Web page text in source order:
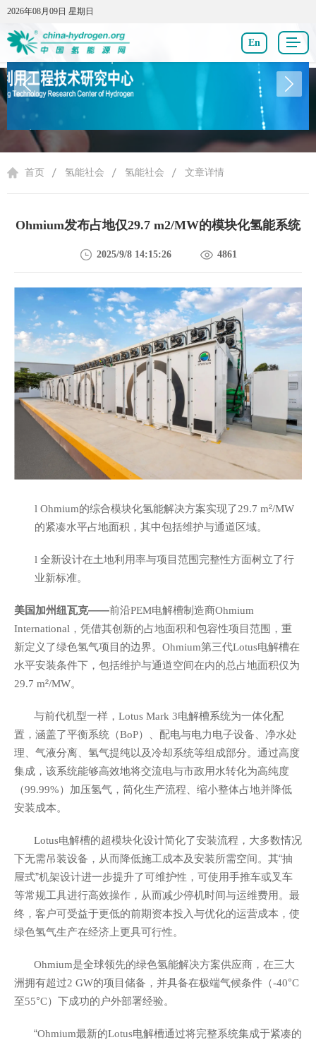
2026年08月09日 星期日
2026年08月09日 星期日
En
首页 氢能社会 氢能社会 文章详情
Ohmium发布占地仅29.7 m2/MW的模块化氢能系统
2025/9/8 14:15:26 4861
l Ohmium的综合模块化氢能解决方案实现了29.7 m²/MW
的紧凑水平占地面积，其中包括维护与通道区域。
l 全新设计在土地利用率与项目范围完整性方面树立了行
业新标准。
美国加州纽瓦克——前沿PEM电解槽制造商Ohmium
International ，凭借其创新的占地面积和包容性项目范围，重
新定义了绿色氢气项目的边界。 Ohmium第三代Lotus电解槽在
水平安装条件下，包括维护与通道空间在内的总占地面积仅为
29.7 m²/MW。
与前代机型一样， Lotus Mark 3电解槽系统为一体化配
置，涵盖了平衡系统（BoP）、配电与电力电子设备、净水处
理、气液分离、氢气提纯以及冷却系统等组成部分。通过高度
集成，该系统能够高效地将交流电与市政用水转化为高纯度
（99.99%）加压氢气，简化生产流程、缩小整体占地并降低
安装成本。
Lotus电解槽的超模块化设计简化了安装流程，大多数情况
下无需吊装设备，从而降低施工成本及安装所需空间。其“抽
屉式”机架设计进一步提升了可维护性，可使用手推车或叉车
等常规工具进行高效操作，从而减少停机时间与运维费用。最
终，客户可受益于更低的前期资本投入与优化的运营成本，使
绿色氢气生产在经济上更具可行性。
Ohmium是全球领先的绿色氢能解决方案供应商，在三大
洲拥有超过2 GW的项目储备，并具备在极端气候条件（-40°C
至55°C）下成功的户外部署经验。
“Ohmium最新的Lotus电解槽通过将完整系统集成于紧凑的